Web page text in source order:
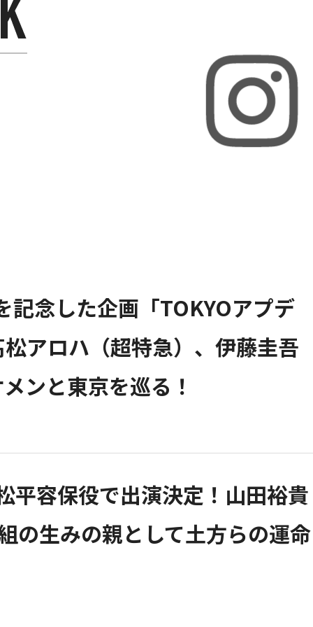
念した企画「TOKYOアプデ
アロハ（超特急）、伊藤圭吾
ンと東京を巡る！
平容保役で出演決定！山田裕貴
の生みの親として土方らの運命